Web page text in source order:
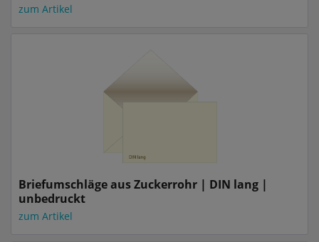
zum Artikel
Briefumschläge aus Zuckerrohr | DIN lang |
unbedruckt
zum Artikel